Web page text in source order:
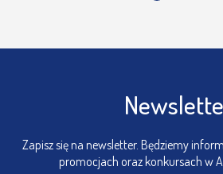
(Kluczowe Informacje dla Inwestorów) z
błędnie wykazano poziom bieżących...
Zapisz się na newsletter. Będziemy
promocjach oraz konkursach w